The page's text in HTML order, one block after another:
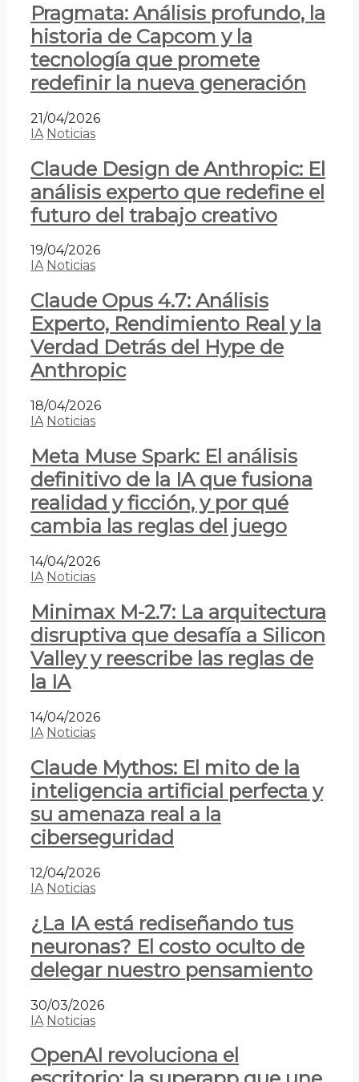
Pragmata: Análisis profundo, la
historia de Capcom y la
tecnología que promete
redefinir la nueva generación
21/04/2026
IA Noticias
Claude Design de Anthropic: El
análisis experto que redefine el
futuro del trabajo creativo
19/04/2026
IA Noticias
Claude Opus 4.7: Análisis
Experto, Rendimiento Real y la
Verdad Detrás del Hype de
Anthropic
18/04/2026
IA Noticias
Meta Muse Spark: El análisis
definitivo de la IA que fusiona
realidad y ficción, y por qué
cambia las reglas del juego
14/04/2026
IA Noticias
Minimax M-2.7: La arquitectura
disruptiva que desafía a Silicon
Valley y reescribe las reglas de
la IA
14/04/2026
IA Noticias
Claude Mythos: El mito de la
inteligencia artificial perfecta y
su amenaza real a la
ciberseguridad
12/04/2026
IA Noticias
¿La IA está rediseñando tus
neuronas? El costo oculto de
delegar nuestro pensamiento
30/03/2026
IA Noticias
OpenAI revoluciona el